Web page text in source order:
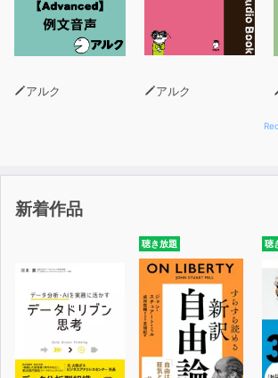
アルク アルク
新着作品
聴き放題 聴